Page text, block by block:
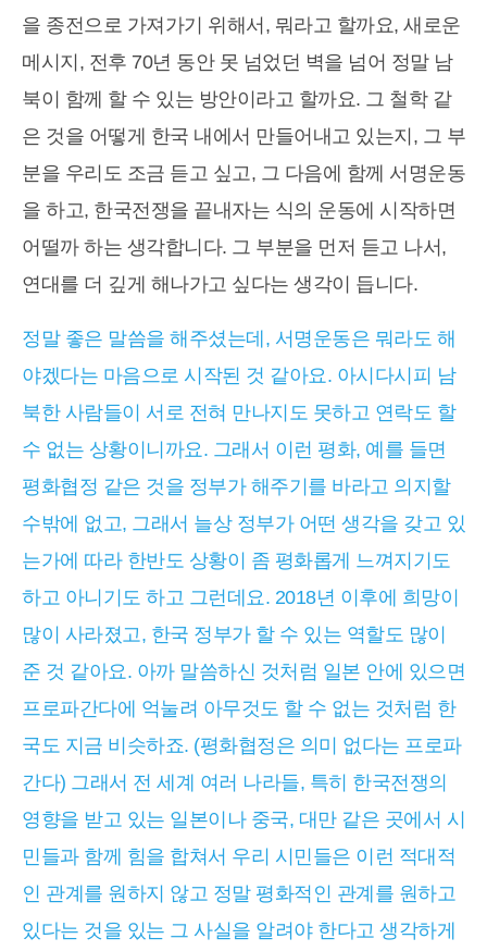
을 종전으로 가져가기 위해서, 뭐라고 할까요, 새로운
메시지, 전후 70년 동안 못 넘었던 벽을 넘어 정말 남
북이 함께 할 수 있는 방안이라고 할까요. 그 철학 같
은 것을 어떻게 한국 내에서 만들어내고 있는지, 그 부
분을 우리도 조금 듣고 싶고, 그 다음에 함께 서명운동
을 하고, 한국전쟁을 끝내자는 식의 운동에 시작하면
어떨까 하는 생각합니다. 그 부분을 먼저 듣고 나서,
연대를 더 깊게 해나가고 싶다는 생각이 듭니다.
정말 좋은 말씀을 해주셨는데, 서명운동은 뭐라도 해
야겠다는 마음으로 시작된 것 같아요. 아시다시피 남
북한 사람들이 서로 전혀 만나지도 못하고 연락도 할
수 없는 상황이니까요. 그래서 이런 평화, 예를 들면
평화협정 같은 것을 정부가 해주기를 바라고 의지할
수밖에 없고, 그래서 늘상 정부가 어떤 생각을 갖고 있
는가에 따라 한반도 상황이 좀 평화롭게 느껴지기도
하고 아니기도 하고 그런데요. 2018년 이후에 희망이
많이 사라졌고, 한국 정부가 할 수 있는 역할도 많이
준 것 같아요. 아까 말씀하신 것처럼 일본 안에 있으면
프로파간다에 억눌려 아무것도 할 수 없는 것처럼 한
국도 지금 비슷하죠. (평화협정은 의미 없다는 프로파
간다) 그래서 전 세계 여러 나라들, 특히 한국전쟁의
영향을 받고 있는 일본이나 중국, 대만 같은 곳에서 시
민들과 함께 힘을 합쳐서 우리 시민들은 이런 적대적
인 관계를 원하지 않고 정말 평화적인 관계를 원하고
있다는 것을 있는 그 사실을 알려야 한다고 생각하게